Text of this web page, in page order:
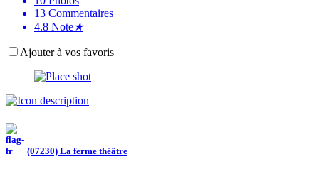
13 Commentaires
4.8 Note★
Ajouter à vos favoris
(07230) La ferme théâtre